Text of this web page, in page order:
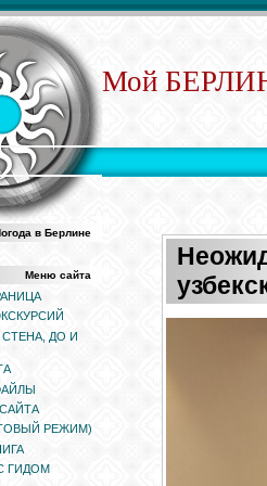
Мой
в Берлине
Меню сайта
ДО И
РЕЖИМ)
ГИДОМ